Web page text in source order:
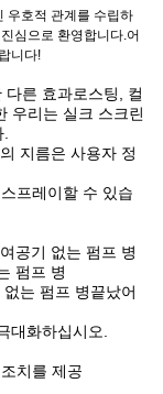
우호적 관계를 수립하
심으로 환영합니다.어
니다!
다른 효과로스팅, 컬
우리는 실크 스크린
.
지름은 사용자 정
프레이할 수 있습
공기 없는 펌프 병
펌프 병
없는 펌프 병끝났어
대화하십시오.
치를 제공